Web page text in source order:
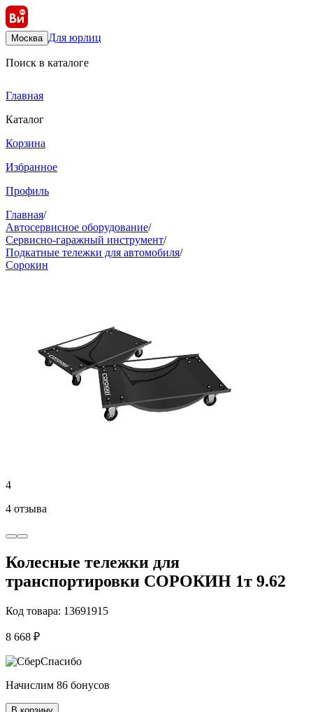
Москва Для юрлиц
Поиск в каталоге
Главная
Каталог
Корзина
Избранное
Профиль
Главная/
Автосервисное оборудование/
Сервисно-гаражный инструмент/
Подкатные тележки для автомобиля/
Сорокин
4
4 отзыва
Колесные тележки для
транспортировки СОРОКИН 1т 9.62
Код товара: 13691915
8 668 ₽
Начислим 86 бонусов